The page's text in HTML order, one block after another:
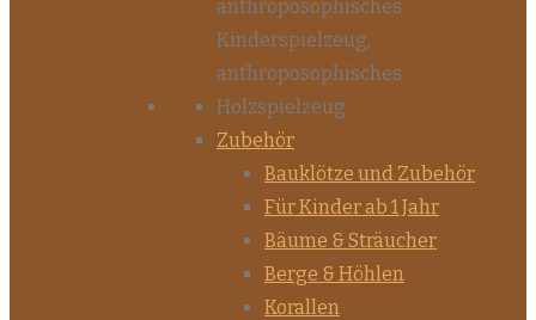
Zubehör
Bauklötze und Zubehör
Für Kinder ab 1 Jahr
Bäume & Sträucher
Berge & Höhlen
Korallen